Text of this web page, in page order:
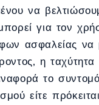
να
για τον
ασφαλείας
η
το
είτε